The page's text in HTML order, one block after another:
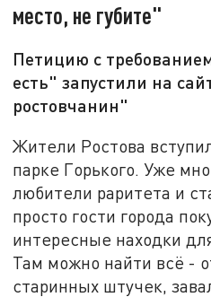
место, не губите"
Петицию с
есть" запустили на
ростовчанин"
Жители Ростова
парке Горького. Уже
любители раритета и
просто гости города
интересные находки
Там можно найти всё -
старинных штучек,